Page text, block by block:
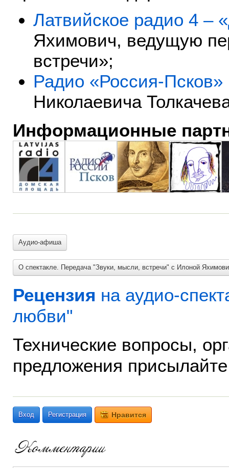
Латвийское радио 4 –
Яхимович, ведущую
встречи»;
Радио «Россия-Псков»
Николаевича
Информационные
Аудио-афиша
О спектакле. Передача "Звуки, мысли, встречи" с Илоной
Рецензия на аудио-
любви"
Технические вопросы,
предложения
Вход Регистрация Нравится